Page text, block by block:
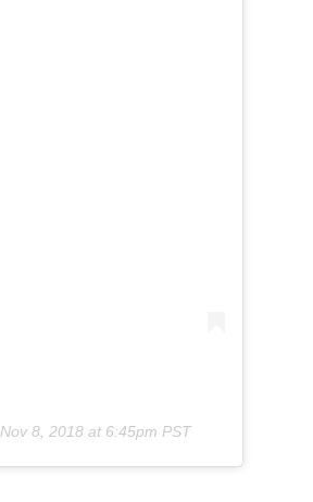
Nov 8, 2018 at 6:45pm PST